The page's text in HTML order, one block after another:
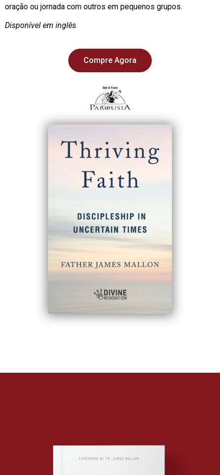
oração ou jornada com outros em pequenos grupos.
Disponível em inglês
Compre Agora